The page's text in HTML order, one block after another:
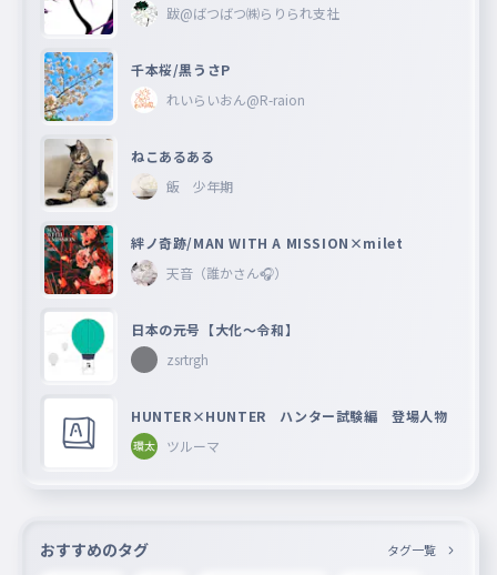
跋@ばつばつ㈱らりられ支社
千本桜/黒うさP
れいらいおん@R-raion
ねこあるある
飯 少年期
絆ノ奇跡/MAN WITH A MISSION×milet
天音（誰かさん🎧）
日本の元号【大化〜令和】
zsrtrgh
HUNTER×HUNTER ハンター試験編 登場人物
ツルーマ
おすすめのタグ タグ一覧